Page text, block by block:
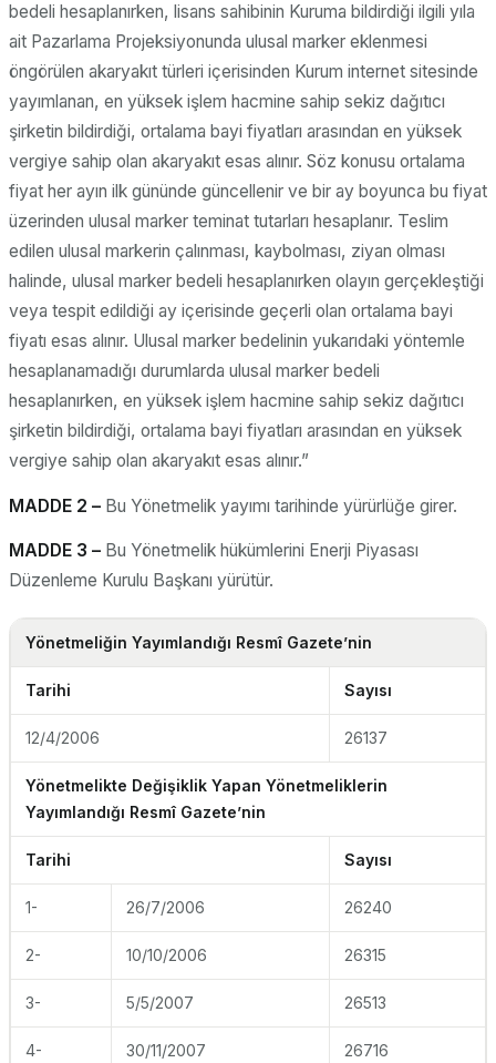
bedeli hesaplanırken, lisans sahibinin Kuruma bildirdiği ilgili yıla
ait Pazarlama Projeksiyonunda ulusal marker eklenmesi
öngörülen akaryakıt türleri içerisinden Kurum internet sitesinde
yayımlanan, en yüksek işlem hacmine sahip sekiz dağıtıcı
şirketin bildirdiği, ortalama bayi fiyatları arasından en yüksek
vergiye sahip olan akaryakıt esas alınır. Söz konusu ortalama
fiyat her ayın ilk gününde güncellenir ve bir ay boyunca bu fiyat
üzerinden ulusal marker teminat tutarları hesaplanır. Teslim
edilen ulusal markerin çalınması, kaybolması, ziyan olması
halinde, ulusal marker bedeli hesaplanırken olayın gerçekleştiği
veya tespit edildiği ay içerisinde geçerli olan ortalama bayi
fiyatı esas alınır. Ulusal marker bedelinin yukarıdaki yöntemle
hesaplanamadığı durumlarda ulusal marker bedeli
hesaplanırken, en yüksek işlem hacmine sahip sekiz dağıtıcı
şirketin bildirdiği, ortalama bayi fiyatları arasından en yüksek
vergiye sahip olan akaryakıt esas alınır.”
MADDE 2 – Bu Yönetmelik yayımı tarihinde yürürlüğe girer.
MADDE 3 – Bu Yönetmelik hükümlerini Enerji Piyasası
Düzenleme Kurulu Başkanı yürütür.
Yönetmeliğin Yayımlandığı Resmî Gazete’nin
Tarihi Sayısı
12/4/2006 26137
Yönetmelikte Değişiklik Yapan Yönetmeliklerin
Yayımlandığı Resmî Gazete’nin
Tarihi Sayısı
1- 26/7/2006 26240
2- 10/10/2006 26315
3- 5/5/2007 26513
4- 30/11/2007 26716